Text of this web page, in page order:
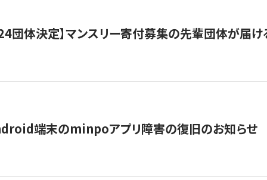
団体決定】マンスリー寄付募集の先輩団体が届
端末のminpoアプリ障害の復旧のお知らせ